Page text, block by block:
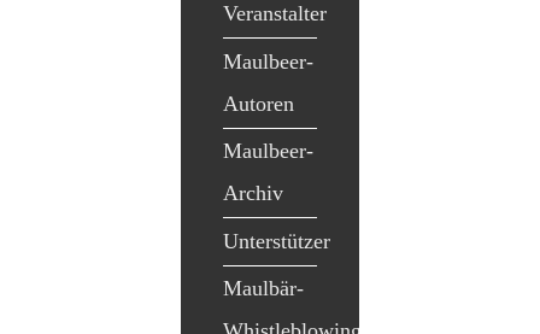
Veranstalter
Maulbeer-
Autoren
Maulbeer-
Archiv
Unterstützer
Maulbär-